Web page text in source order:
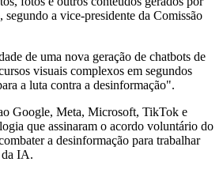
a vice-presidente da Comissão
de uma nova geração de chatbots de
visuais complexos em segundos
a luta contra a desinformação".
Google, Meta, Microsoft, TikTok e
que assinaram o acordo voluntário do
a desinformação para trabalhar
da IA.